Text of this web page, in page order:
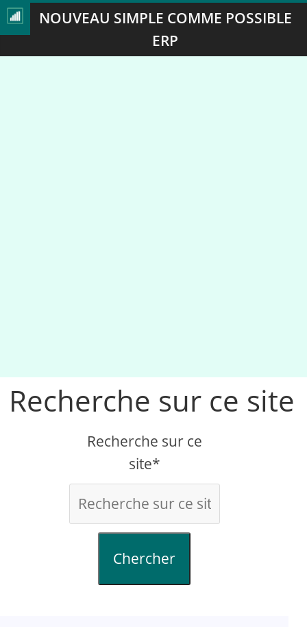
NOUVEAU SIMPLE COMME POSSIBLE
ERP
Recherche sur ce site
Recherche sur ce
site*
Chercher